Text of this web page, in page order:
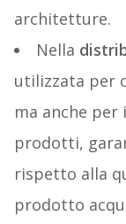
architetture.
Nella
utilizzata per
ma anche
prodotti,
rispetto alla
prodotto